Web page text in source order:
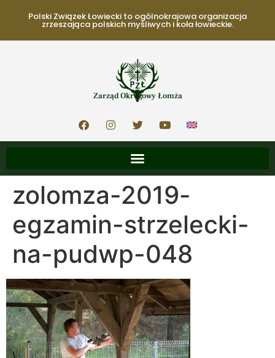
Polski Związek Łowiecki to ogólnokrajowa organizacja
zrzeszająca polskich myśliwych i koła łowieckie.
Zarząd Okręgowy Łomża
zolomza-2019-
egzamin-strzelecki-
na-pudwp-048